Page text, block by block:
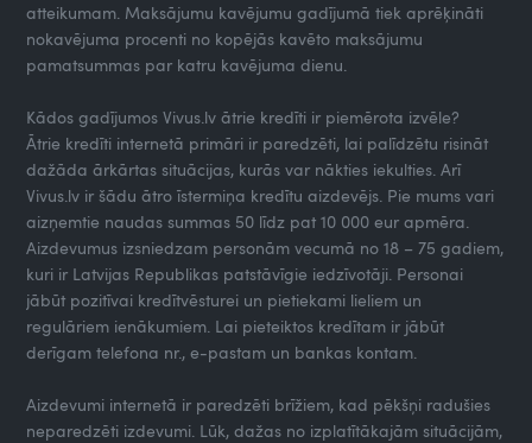
atteikumam. Maksājumu kavējumu gadījumā tiek aprēķināti
nokavējuma procenti no kopējās kavēto maksājumu
pamatsummas par katru kavējuma dienu.
Kādos gadījumos Vivus.lv ātrie kredīti ir piemērota izvēle?
Ātrie kredīti internetā primāri ir paredzēti, lai palīdzētu risināt
dažāda ārkārtas situācijas, kurās var nākties iekulties. Arī
Vivus.lv ir šādu ātro īstermiņa kredītu aizdevējs. Pie mums vari
aizņemtie naudas summas 50 līdz pat 10 000 eur apmēra.
Aizdevumus izsniedzam personām vecumā no 18 – 75 gadiem,
kuri ir Latvijas Republikas patstāvīgie iedzīvotāji. Personai
jābūt pozitīvai kredītvēsturei un pietiekami lieliem un
regulāriem ienākumiem. Lai pieteiktos kredītam ir jābūt
derīgam telefona nr., e-pastam un bankas kontam.
Aizdevumi internetā ir paredzēti brīžiem, kad pēkšņi radušies
neparedzēti izdevumi. Lūk, dažas no izplatītākajām situācijām,